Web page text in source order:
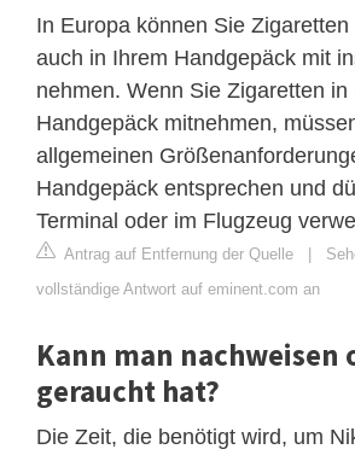
In Europa können Sie
auch in Ihrem Handgepäck mit
nehmen. Wenn Sie Zigaretten in
Handgepäck mitnehmen,
allgemeinen
Handgepäck entsprechen und
Terminal oder im Flugzeug
Antrag auf Entfernung der Quelle |
vollständige Antwort auf eminent.com an
Kann man nachweisen
geraucht hat?
Die Zeit, die benötigt wird, um